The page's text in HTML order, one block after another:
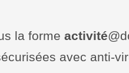
la forme activité
avec anti-